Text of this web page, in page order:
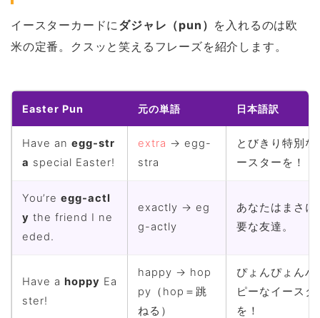
イースターカードに ダジャレ（pun） を入れるのは欧
米の定番。クスッと笑えるフレーズを紹介します。
Easter Pun 元の単語 日本語訳
Have an egg-str
a special Easter!
extra → egg-
stra
とびきり特別な
ースターを！
You’re egg-actl
y the friend I ne
eded.
exactly → eg
g-actly
あなたはまさに
要な友達。
Have a hoppy Ea
ster!
happy → hop
py（hop＝跳
ねる）
ぴょんぴょんハ
ピーなイースタ
を！